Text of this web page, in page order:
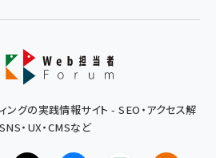
ングの実践情報サイト - SEO・アクセス解
・UX・CMSなど